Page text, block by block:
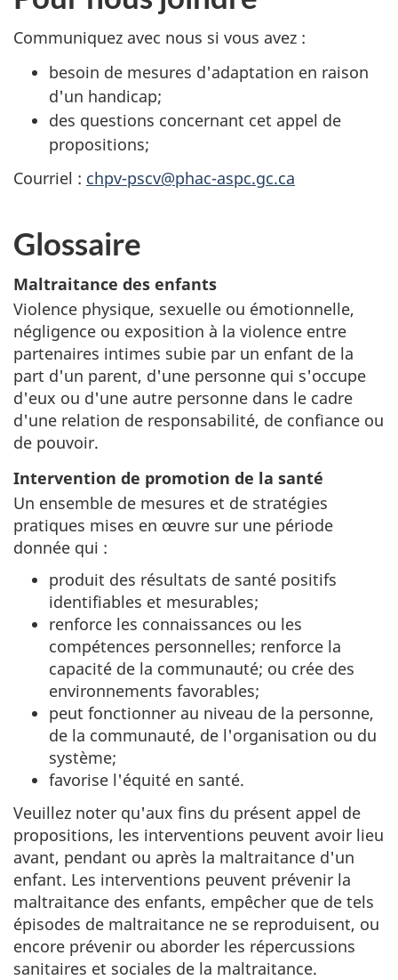
Communiquez avec nous si vous avez :
besoin de mesures d'adaptation en raison
d'un handicap;
des questions concernant cet appel de
propositions;
Courriel : chpv-pscv@phac-aspc.gc.ca
Glossaire
Maltraitance des enfants
Violence physique, sexuelle ou émotionnelle,
négligence ou exposition à la violence entre
partenaires intimes subie par un enfant de la
part d'un parent, d'une personne qui s'occupe
d'eux ou d'une autre personne dans le cadre
d'une relation de responsabilité, de confiance ou
de pouvoir.
Intervention de promotion de la santé
Un ensemble de mesures et de stratégies
pratiques mises en œuvre sur une période
donnée qui :
produit des résultats de santé positifs
identifiables et mesurables;
renforce les connaissances ou les
compétences personnelles; renforce la
capacité de la communauté; ou crée des
environnements favorables;
peut fonctionner au niveau de la personne,
de la communauté, de l'organisation ou du
système;
favorise l'équité en santé.
Veuillez noter qu'aux fins du présent appel de
propositions, les interventions peuvent avoir lieu
avant, pendant ou après la maltraitance d'un
enfant. Les interventions peuvent prévenir la
maltraitance des enfants, empêcher que de tels
épisodes de maltraitance ne se reproduisent, ou
encore prévenir ou aborder les répercussions
sanitaires et sociales de la maltraitance.